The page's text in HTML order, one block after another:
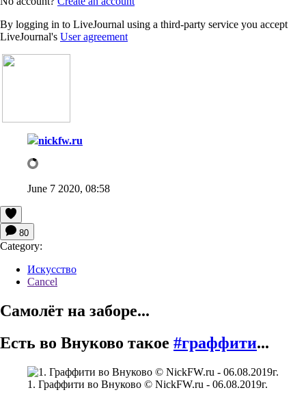
By logging in to LiveJournal using a third-party service you accept
LiveJournal's User agreement
nickfw.ru
June 7 2020, 08:58
80
Category:
Искусство
Cancel
Самолёт на заборе...
Есть во Внуково такое #граффити...
1. Граффити во Внуково © NickFW.ru - 06.08.2019г.